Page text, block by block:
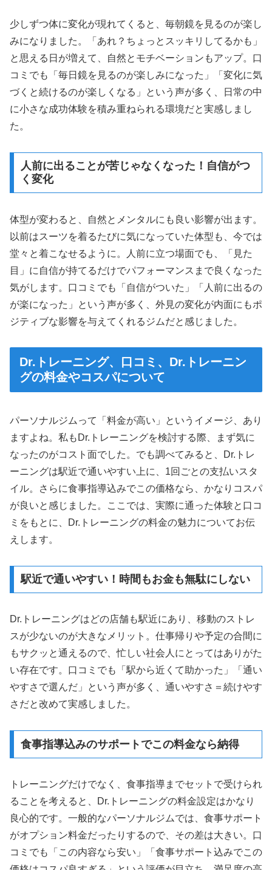
少しずつ体に変化が現れてくると、毎朝鏡を見るのが楽し
みになりました。「あれ？ちょっとスッキリしてるかも」
と思える日が増えて、自然とモチベーションもアップ。口
コミでも「毎日鏡を見るのが楽しみになった」「変化に気
づくと続けるのが楽しくなる」という声が多く、日常の中
に小さな成功体験を積み重ねられる環境だと実感しまし
た。
人前に出ることが苦じゃなくなった！自信がつ
く変化
体型が変わると、自然とメンタルにも良い影響が出ます。
以前はスーツを着るたびに気になっていた体型も、今では
堂々と着こなせるように。人前に立つ場面でも、「見た
目」に自信が持てるだけでパフォーマンスまで良くなった
気がします。口コミでも「自信がついた」「人前に出るの
が楽になった」という声が多く、外見の変化が内面にもポ
ジティブな影響を与えてくれるジムだと感じました。
Dr.トレーニング、口コミ、Dr.トレーニン
グの料金やコスパについて
パーソナルジムって「料金が高い」というイメージ、あり
ますよね。私もDr.トレーニングを検討する際、まず気に
なったのがコスト面でした。でも調べてみると、Dr.トレ
ーニングは駅近で通いやすい上に、1回ごとの支払いスタ
イル。さらに食事指導込みでこの価格なら、かなりコスパ
が良いと感じました。ここでは、実際に通った体験と口コ
ミをもとに、Dr.トレーニングの料金の魅力についてお伝
えします。
駅近で通いやすい！時間もお金も無駄にしない
Dr.トレーニングはどの店舗も駅近にあり、移動のストレ
スが少ないのが大きなメリット。仕事帰りや予定の合間に
もサクッと通えるので、忙しい社会人にとってはありがた
い存在です。口コミでも「駅から近くて助かった」「通い
やすさで選んだ」という声が多く、通いやすさ＝続けやす
さだと改めて実感しました。
食事指導込みのサポートでこの料金なら納得
トレーニングだけでなく、食事指導までセットで受けられ
ることを考えると、Dr.トレーニングの料金設定はかなり
良心的です。一般的なパーソナルジムでは、食事サポート
がオプション料金だったりするので、その差は大きい。口
コミでも「この内容なら安い」「食事サポート込みでこの